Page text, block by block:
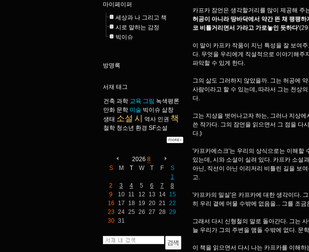
마이페이퍼
세상과 나 그리고 책
시로 말하는 감정
빅이슈
방명록
서재 태그
건축 과학 교육 그림 녹색평론
만화 문학 미술 빅이슈 삶창
생태 소설 시 역사 인권 책
철학 청소년 환경 SF소설
2026 8
S
M T W T F
S
1
2
3 4 5 6 7
8
9
10 11 12 13 14
15
16
17 18 19 20 21
22
23 24 25 26 27 28 29
30 31
카프카 잠언은 생각할거리를 많이 제공해 주
허공이 아니라 땅바닥에서 약간 뜬 채 팽팽
코 비틀거리면서 가라고 가로놓인 듯하다'(29
이 말이 카프카 작품이 지닌 특성을 잘 보여
다. 무엇을 우리에게 직설적으로 이야기해주
파악할 수 있게 한다.
그의 삶도 그러하지 않았을까. 그는 허공에
사람이라고 할 수 있는데, 따라서 그는 천상
다.
그는 지상을 벗어나고자 하는, 그러나 지상
쓴 작가다. 그의 잠언을 읽으면서 그 점을 다
다.)
'카프카에스크'는 우리의 상식으로는 이해할
있는데, 시와 소설이 실려 있다. 카프카 소설
아닌, 직선이 아닌 이리저리 비틀린 길을 보
고.
'카프카의 밀실'은 카프카에 대한 생각이다.
히 우리 곁에 머물 수밖에 없음을... 그를 조
그래서 다시 신형철의 말로 돌아간다. 그는
늘 우리가 그의 주변을 맴돌 수밖에 없다. 문
이 책을 읽으면서 다시 나는 카프카를 이해